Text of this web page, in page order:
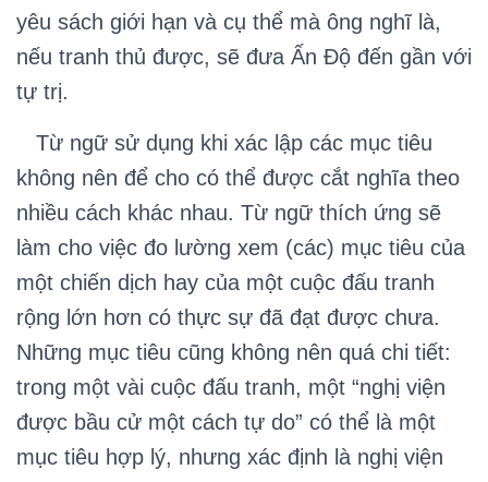
yêu sách giới hạn và cụ thể mà ông nghĩ là,
nếu tranh thủ được, sẽ đưa Ấn Độ đến gần với
tự trị.
Từ ngữ sử dụng khi xác lập các mục tiêu
không nên để cho có thể được cắt nghĩa theo
nhiều cách khác nhau. Từ ngữ thích ứng sẽ
làm cho việc đo lường xem (các) mục tiêu của
một chiến dịch hay của một cuộc đấu tranh
rộng lớn hơn có thực sự đã đạt được chưa.
Những mục tiêu cũng không nên quá chi tiết:
trong một vài cuộc đấu tranh, một “nghị viện
được bầu cử một cách tự do” có thể là một
mục tiêu hợp lý, nhưng xác định là nghị viện